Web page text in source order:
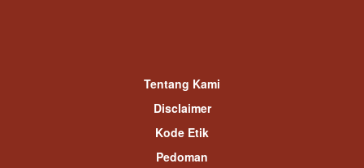
Tentang Kami
Disclaimer
Kode Etik
Pedoman